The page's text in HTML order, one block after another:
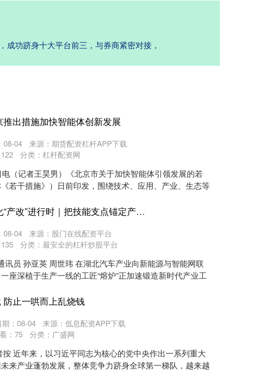
功跻身十大平台前三，与券商紧密对接，
出措施加快智能体创新发展
08-04
来源：期货配资杠杆APP下载
122 分类： 杠杆配资网
（记者王昊男）《北京市关于加快智能体引领发展的若
若干措施》）日前印发，围绕技术、应用、产业、生态等
大通配资平台 深化“产改”进行时｜把技能支点锚定产业最前沿
08-04
来源：股门在线配资平台
135 分类： 最安全的杠杆炒股平台
讯员 孙亚英 周世玮 在湖北汽车产业向新能源与智能网联
座深植于生产一线的工匠“熔炉”正加速锻造新时代产业工
防止一哄而上乱烧钱
期：08-04
来源：低息配资APP下载
： 75 分类： 广盛网
近年来，以习近平同志为核心的党中央作出一系列重大
来产业蓬勃发展，整体竞争力跻身全球第一梯队，越来越